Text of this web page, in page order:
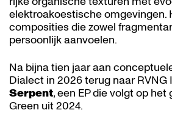
elektroakoestische omgevingen.
composities die zowel
persoonlijk aanvoelen.
Na bijna tien jaar aan
Dialect in 2026 terug naar RVNG
Serpent, een EP die volgt op
Green uit 2024.